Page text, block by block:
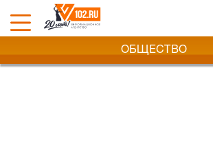
ОБЩЕСТВО